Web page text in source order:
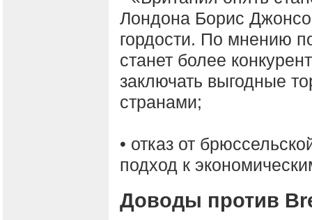
Лондона Борис
гордости. По мнению
станет более
заключать выгодные
странами;
• отказ от
подход к
Доводы против